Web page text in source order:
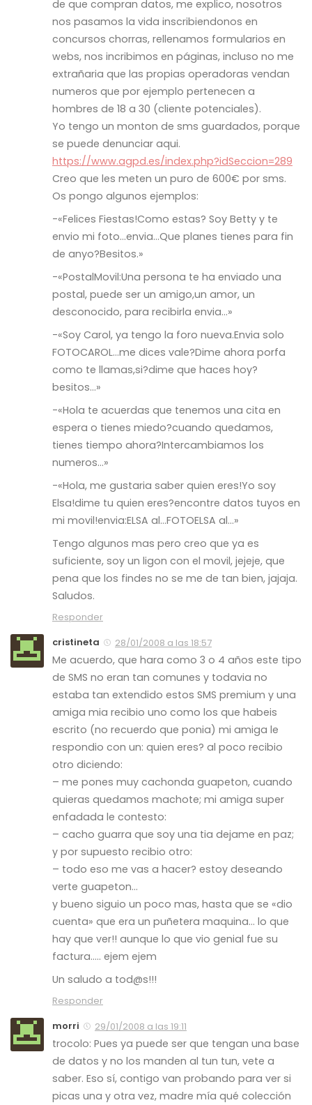
de que compran datos, me explico, nosotros
nos pasamos la vida inscribiendonos en
concursos chorras, rellenamos formularios en
webs, nos incribimos en páginas, incluso no me
extrañaria que las propias operadoras vendan
numeros que por ejemplo pertenecen a
hombres de 18 a 30 (cliente potenciales).
Yo tengo un monton de sms guardados, porque
se puede denunciar aqui.
https://www.agpd.es/index.php?idSeccion=289
Creo que les meten un puro de 600€ por sms.
Os pongo algunos ejemplos:
-«Felices Fiestas!Como estas? Soy Betty y te
envio mi foto…envia…Que planes tienes para fin
de anyo?Besitos.»
-«PostalMovil:Una persona te ha enviado una
postal, puede ser un amigo,un amor, un
desconocido, para recibirla envia…»
-«Soy Carol, ya tengo la foro nueva.Envia solo
FOTOCAROL…me dices vale?Dime ahora porfa
como te llamas,si?dime que haces hoy?
besitos…»
-«Hola te acuerdas que tenemos una cita en
espera o tienes miedo?cuando quedamos,
tienes tiempo ahora?Intercambiamos los
numeros…»
-«Hola, me gustaria saber quien eres!Yo soy
Elsa!dime tu quien eres?encontre datos tuyos en
mi movil!envia:ELSA al…FOTOELSA al…»
Tengo algunos mas pero creo que ya es
suficiente, soy un ligon con el movil, jejeje, que
pena que los findes no se me de tan bien, jajaja.
Saludos.
Responder
cristineta
28/01/2008 a las 18:57
Me acuerdo, que hara como 3 o 4 años este tipo
de SMS no eran tan comunes y todavia no
estaba tan extendido estos SMS premium y una
amiga mia recibio uno como los que habeis
escrito (no recuerdo que ponia) mi amiga le
respondio con un: quien eres? al poco recibio
otro diciendo:
– me pones muy cachonda guapeton, cuando
quieras quedamos machote; mi amiga super
enfadada le contesto:
– cacho guarra que soy una tia dejame en paz;
y por supuesto recibio otro:
– todo eso me vas a hacer? estoy deseando
verte guapeton…
y bueno siguio un poco mas, hasta que se «dio
cuenta» que era un puñetera maquina… lo que
hay que ver!! aunque lo que vio genial fue su
factura….. ejem ejem
Un saludo a tod@s!!!
Responder
morri
29/01/2008 a las 19:11
trocolo: Pues ya puede ser que tengan una base
de datos y no los manden al tun tun, vete a
saber. Eso sí, contigo van probando para ver si
picas una y otra vez, madre mía qué colección